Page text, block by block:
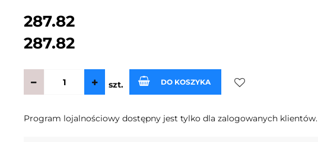
287.82
287.82
szt. DO KOSZYKA
Program lojalnościowy dostępny jest tylko dla zalogowanych klientów.